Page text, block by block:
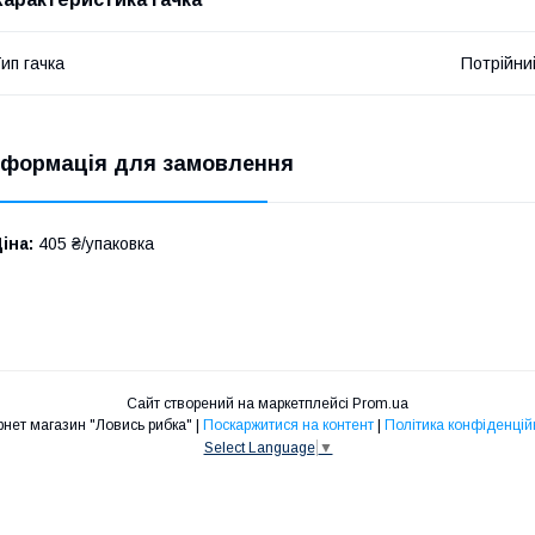
гачка
для замовлення
405 ₴/упаковка
Сайт створений на маркетплейсі Prom.ua
Поскаржитися на контент
Політика
Select Language ▼